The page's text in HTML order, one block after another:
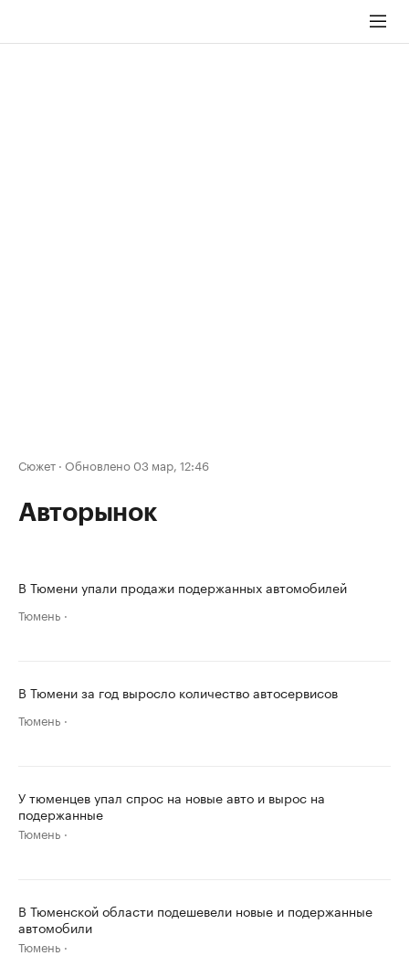
Сюжет · Обновлено 03 мар, 12:46
Авторынок
В Тюмени упали продажи подержанных автомобилей
Тюмень
В Тюмени за год выросло количество автосервисов
Тюмень
У тюменцев упал спрос на новые авто и вырос на
подержанные
Тюмень
В Тюменской области подешевели новые и подержанные
автомобили
Тюмень